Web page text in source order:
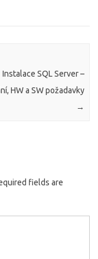
Instalace SQL Server –
HW a SW požadavky
→
fields are